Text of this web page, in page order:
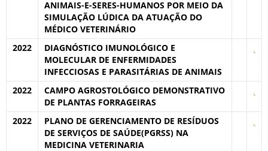
ANIMAIS-E-SERES-HUMANOS POR MEIO DA
SIMULAÇÃO LÚDICA DA ATUAÇÃO DO
MÉDICO VETERINÁRIO
2022
DIAGNÓSTICO IMUNOLÓGICO E
MOLECULAR DE ENFERMIDADES
INFECCIOSAS E PARASITÁRIAS DE ANIMAIS
2022
CAMPO AGROSTOLÓGICO DEMONSTRATIVO
DE PLANTAS FORRAGEIRAS
2022
PLANO DE GERENCIAMENTO DE RESÍDUOS
DE SERVIÇOS DE SAÚDE(PGRSS) NA
MEDICINA VETERINARIA